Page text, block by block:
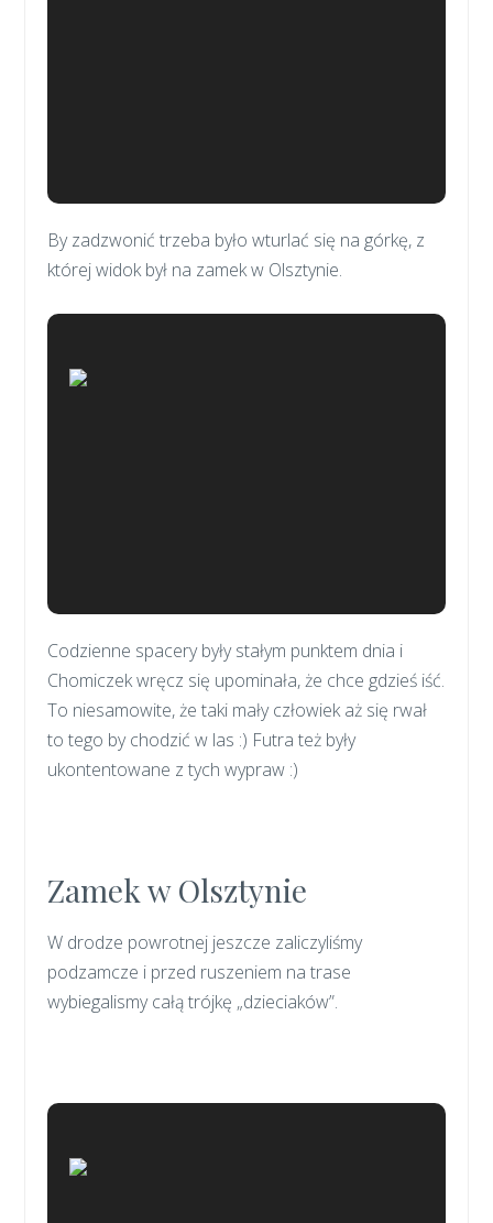
By zadzwonić trzeba było wturlać się na górkę, z
której widok był na zamek w Olsztynie.
Codzienne spacery były stałym punktem dnia i
Chomiczek wręcz się upominała, że chce gdzieś iść.
To niesamowite, że taki mały człowiek aż się rwał
to tego by chodzić w las :) Futra też były
ukontentowane z tych wypraw :)
Zamek w Olsztynie
W drodze powrotnej jeszcze zaliczyliśmy
podzamcze i przed ruszeniem na trase
wybiegalismy całą trójkę „dzieciaków”.